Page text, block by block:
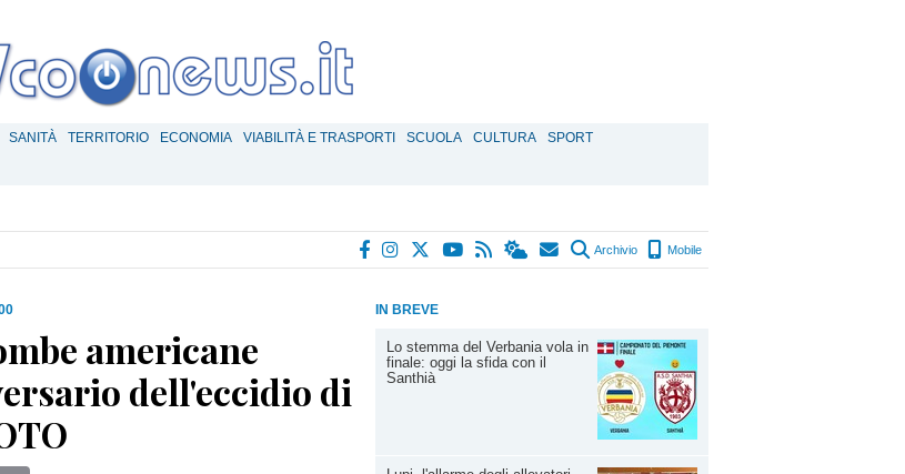
SANITÀ TERRITORIO ECONOMIA VIABILITÀ E TRASPORTI SCUOLA CULTURA
SPORT
Archivio Mobile
IN BREVE
Lo stemma del Verbania vola in
finale: oggi la sfida con il
Santhià
americane
dell'eccidio di